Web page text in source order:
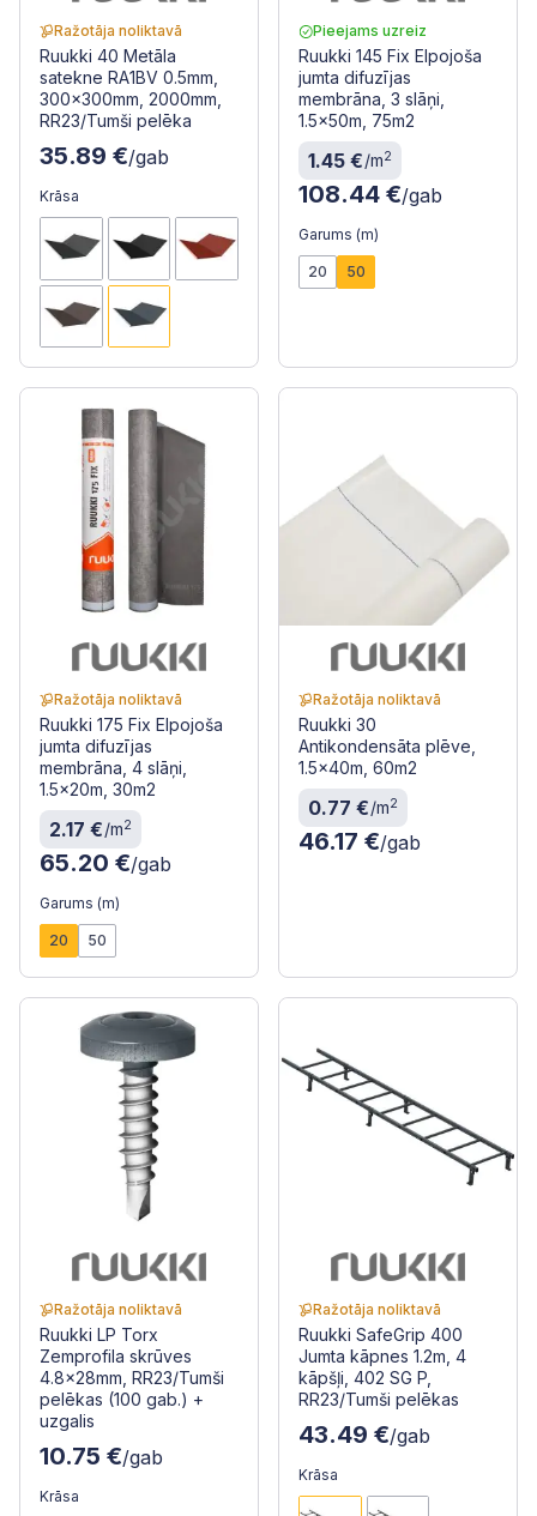
Ražotāja noliktavā
Ruukki 40 Metāla
satekne RA1BV 0.5mm,
300x300mm, 2000mm,
RR23/Tumši pelēka
35.89 €/gab
Krāsa
Pieejams uzreiz
Ruukki 145 Fix Elpojoša
jumta difuzījas
membrāna, 3 slāņi,
1.5x50m, 75m2
1.45 €/m2
108.44 €/gab
Garums (m)
20 50
Ražotāja noliktavā
Ruukki 175 Fix Elpojoša
jumta difuzījas
membrāna, 4 slāņi,
1.5x20m, 30m2
2.17 €/m2
65.20 €/gab
Garums (m)
20 50
Ražotāja noliktavā
Ruukki 30
Antikondensāta plēve,
1.5x40m, 60m2
0.77 €/m2
46.17 €/gab
Ražotāja noliktavā
Ruukki LP Torx
Zemprofila skrūves
4.8x28mm, RR23/Tumši
pelēkas (100 gab.) +
uzgalis
10.75 €/gab
Krāsa
Ražotāja noliktavā
Ruukki SafeGrip 400
Jumta kāpnes 1.2m, 4
kāpšļi, 402 SG P,
RR23/Tumši pelēkas
43.49 €/gab
Krāsa